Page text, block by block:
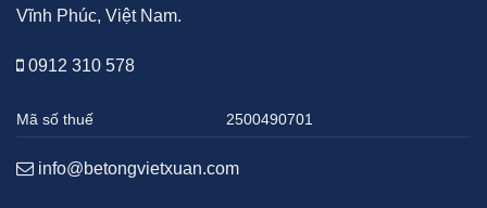
Vĩnh Phúc, Việt Nam.
0912 310 578
Mã số thuế 2500490701
info@betongvietxuan.com